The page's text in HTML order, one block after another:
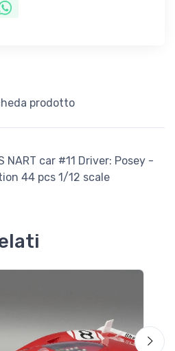
prodotto
NART car #11 Driver: Posey -
44 pcs 1/12 scale